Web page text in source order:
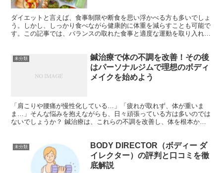
ダイエットと言えば、食事制限や断食を思い浮かべる方も多いでしょ
う。しかし、しっかり食べながら健康的に体重を減らすことも可能で
す。この記事では、バランスの取れた食事と適度な運動を取り入れた
未分類
鍼治療で体の不調を改善！その後
はパーソナルジムで理想のボディ
メイクを始めよう
「肩こりや腰痛が慢性化している…」「疲れが取れず、体が重いま
ま…」そんな悩みを抱えながらも、日々頑張っている方は多いのでは
ないでしょうか？ 鍼治療は、これらの不調を改善し、体を根本から
未分類
BODY DIRECTOR（ボディー ダ
イレクター）の評判と口コミを徹
底解説